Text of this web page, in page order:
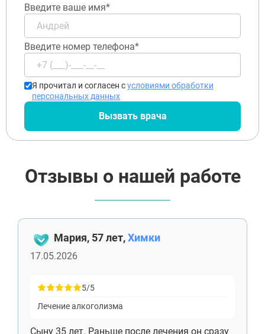
Введите ваше имя*
Введите номер телефона*
Я прочитал и согласен сусловиями обработки
персональных данных
Вызвать врача
Отзывы о нашей работе
Мария, 57 лет,Химки
17.05.2026
5/5
Лечение алкоголизма
Сыну 35 лет. Раньше после лечения он сразу